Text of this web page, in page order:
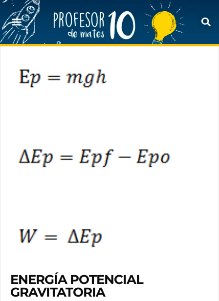
ENERGÍA POTENCIAL
GRAVITATORIA